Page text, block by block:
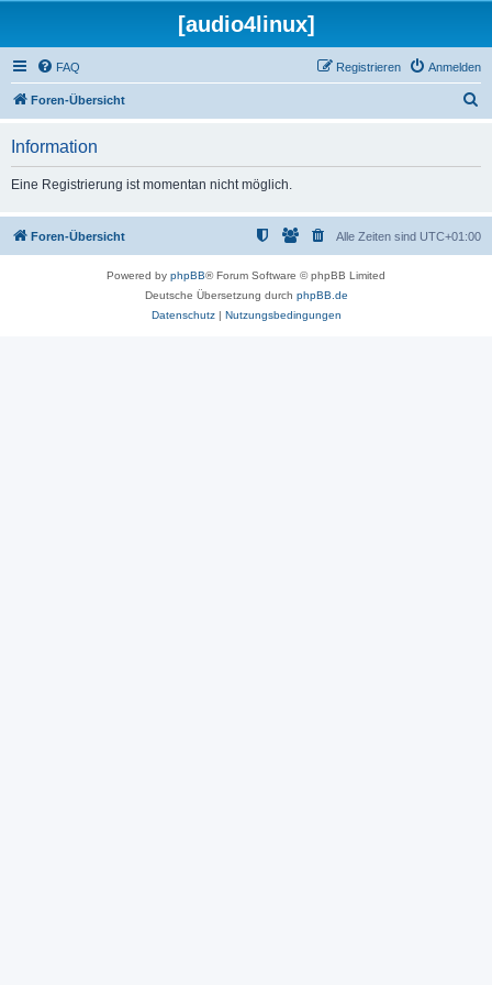
[audio4linux]
FAQ Anmelden
Registrieren
Foren-Übersicht
Information
Eine Registrierung ist momentan nicht möglich.
Foren-Übersicht Alle Zeiten sind UTC+01:00
Powered by phpBB® Forum Software © phpBB Limited
Deutsche Übersetzung durch phpBB.de
Datenschutz| Nutzungsbedingungen